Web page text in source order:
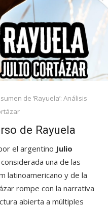
de ‘Rayuela’: Análisis
de Rayuela
el argentino Julio
una de las
latinoamericano y de la
rompe con la narrativa
abierta a múltiples